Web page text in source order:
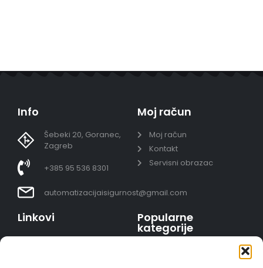
Info
Šebeki 20, Goranec,
Zagreb
+385 95 536 8301
automatizacijaisigurnost@gmail.com
Moj račun
Moj račun
Kontakt
Servisni obrazac
Linkovi Popularne
kategorije
Video nadzor - kompleti